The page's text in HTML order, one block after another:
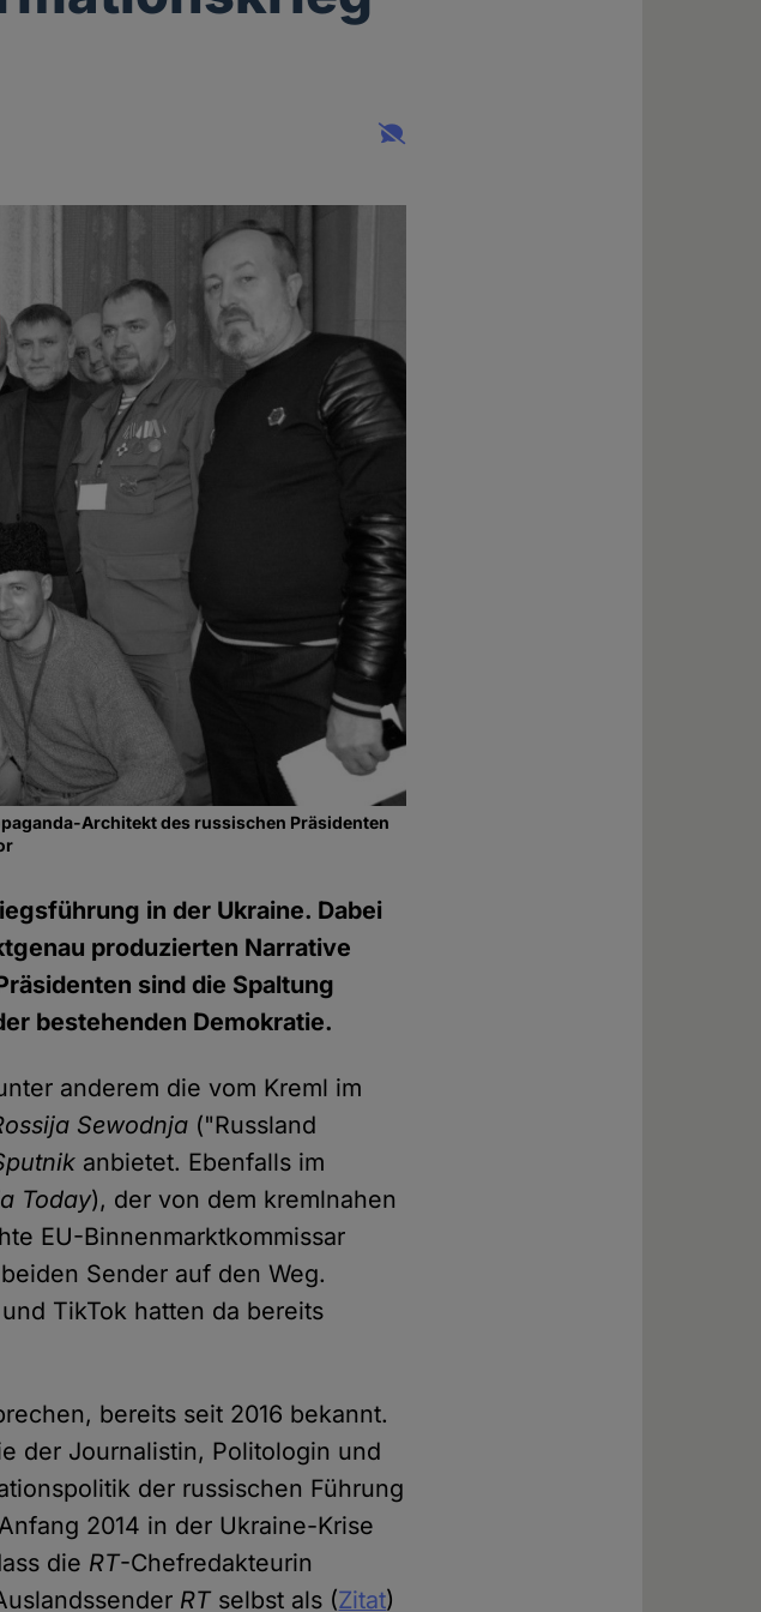
Architekt des russischen Präsidenten
in der Ukraine. Dabei
produzierten Narrative
sind die Spaltung
bestehenden Demokratie.
anderem die vom Kreml im
Sewodnja ("Russland
anbietet. Ebenfalls im
Today), der von dem kremlnahen
EU-Binnenmarktkommissar
Sender auf den Weg.
TikTok hatten da bereits
bereits seit 2016 bekannt.
der Journalistin, Politologin und
der russischen Führung
2014 in der Ukraine-Krise
die RT-Chefredakteurin
RT selbst als (Zitat)